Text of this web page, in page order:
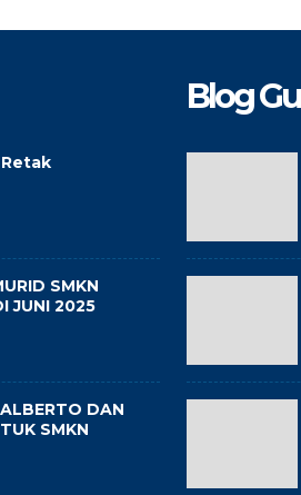
SMKN
JUNI 2025
DAN
SMKN
Blog